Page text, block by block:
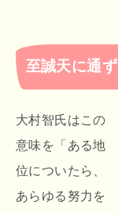
至誠天に通ず
大村智氏はこの
意味を「ある地
位についたら、
あらゆる努力を